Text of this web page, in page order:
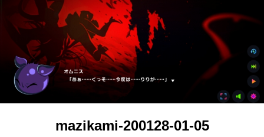
シミュレーション
牧場婚活
DEAD OR ALIVE XVV
パズル/クイズ
ノベル
ゲーム自動化mazikami-200128-01-05